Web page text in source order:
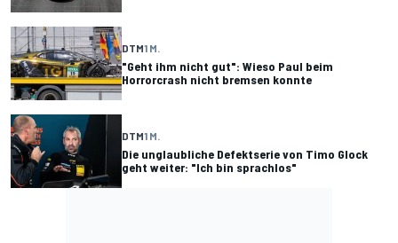
DTM1 M.
"Geht ihm nicht gut": Wieso Paul beim
Horrorcrash nicht bremsen konnte
DTM1 M.
Die unglaubliche Defektserie von Timo Glock
geht weiter: "Ich bin sprachlos"